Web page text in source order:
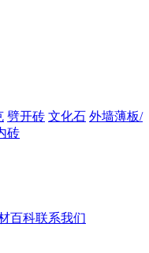
劈开砖 文化石 外墙薄板/
砖
百科联系我们